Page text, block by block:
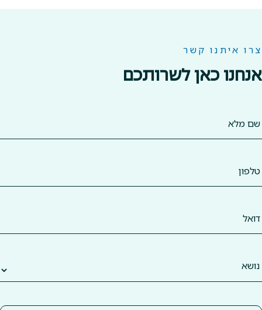
צרו איתנו קשר
אנחנו כאן לשרותכם